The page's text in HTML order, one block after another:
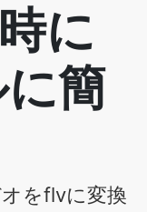
に
簡
をflvに変換